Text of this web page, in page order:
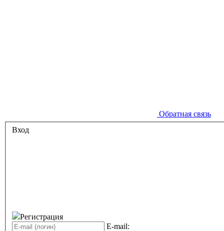
Обратная связь
Вход
Регистрация
E-mail: